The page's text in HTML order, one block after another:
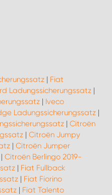
| Fiat
Ladungssicherungssatz |
| Iveco
Ladungssicherungssatz|
| Citroën
| Citroën Jumpy
| Citroën Jumper
Citroën Berlingo 2019-
| Fiat Fullback
| Fiat Fiorino
| Fiat Talento